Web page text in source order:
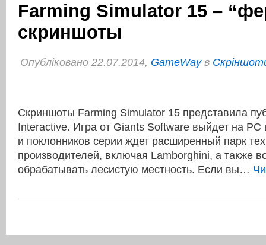
Farming Simulator 15 –
скриншоты
Опубліковано 22.07.2014, GameWayв
Скриншоты Farming Simulator 15 представила
Interactive. Игра от Giants Software выйдет на PC
и поклонников серии ждет расширенный парк
производителей, включая Lamborghini, а также
обрабатывать лесистую местность. Если вы…